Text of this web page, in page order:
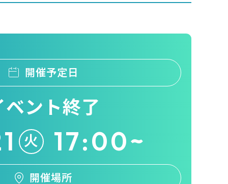
開催予定日
ベント終了
火 17:00~
開催場所